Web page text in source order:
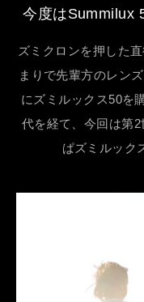
今度はSummilux
ズミクロンを押した
まりで先輩方のレン
にズミルックス50を
代を経て、今回は第
ぱズミルック